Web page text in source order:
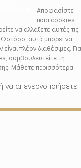
Αποφασίστε
ποια cookies
να αλλάξετε αυτές τις
Ωστόσο, αυτό μπορεί να
πλέον διαθέσιμες. Για
συμβουλευτείτε τη
Μάθετε περισσότερα
να απενεργοποιήσετε